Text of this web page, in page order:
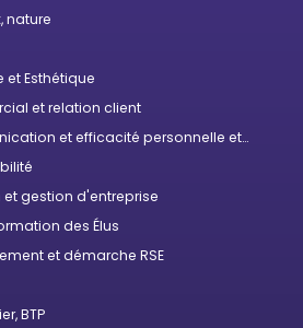
nature
et Esthétique
et relation client
et efficacité personnelle et
gestion d'entreprise
des Élus
et démarche RSE
BTP